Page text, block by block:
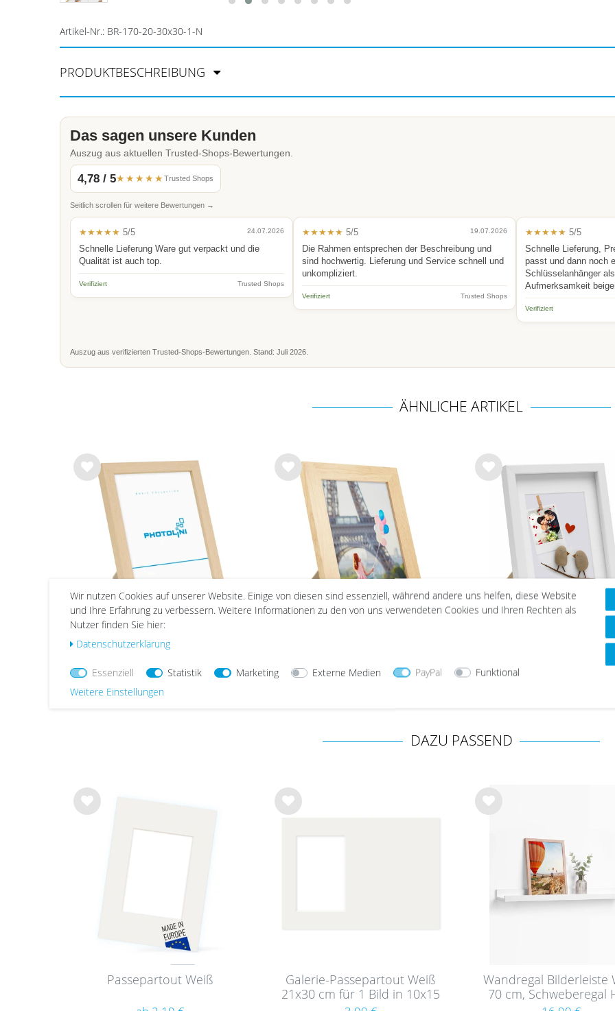
Artikel-Nr.: BR-170-20-30x30-1-N
PRODUKTBESCHREIBUNG
Das sagen unsere Kunden
Auszug aus aktuellen Trusted-Shops-Bewertungen.
4,78 / 5★★★★★ Trusted Shops
Seitlich scrollen für weitere Bewertungen →
★★★★★ 5/5 24.07.2026
Schnelle Lieferung Ware gut verpackt und die
Qualität ist auch top.
Verifiziert Trusted Shops
★★★★★ 5/5 19.07.2026
Die Rahmen entsprechen der Beschreibung und
sind hochwertig. Lieferung und Service schnell und
unkompliziert.
Verifiziert Trusted Shops
★★★★★ 5/5
Schnelle Lieferung,
passt und dann noch
Schlüsselanhänger
Aufmerksamkeit
Verifiziert
Auszug aus verifizierten Trusted-Shops-Bewertungen. Stand: Juli 2026.
ÄHNLICHE ARTIKEL
Wu
Bilderrahmen Holz Natur
180
ab 5,99 €
Wu
ab 5,99 €
Wu
3D Bilderrahmen
DAZU PASSEND
Wu
Passepartout Weiß
Wu
Galerie-Passepartout Weiß
21x30 cm für 1 Bild in 10x15
Wu
Wandregal Bilderleiste
70 cm, Schweberegal
Wir nutzen Cookies auf unserer Website. Einige von diesen sind essenziell, während andere uns helfen, diese Website
und Ihre Erfahrung zu verbessern. Weitere Informationen zu den von uns verwendeten Cookies und Ihren Rechten als
Nutzer finden Sie hier:
Daten­schutz­erklärung
Essenziell Statistik Marketing Externe Medien PayPal
Funktional
Weitere Einstellungen